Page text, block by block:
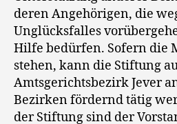
deren Angehörigen, die
Unglücksfalles
Hilfe bedürfen. Sofern die
stehen, kann die Stiftung
Amtsgerichtsbezirk Jever
Bezirken fördernd tätig
der Stiftung sind der